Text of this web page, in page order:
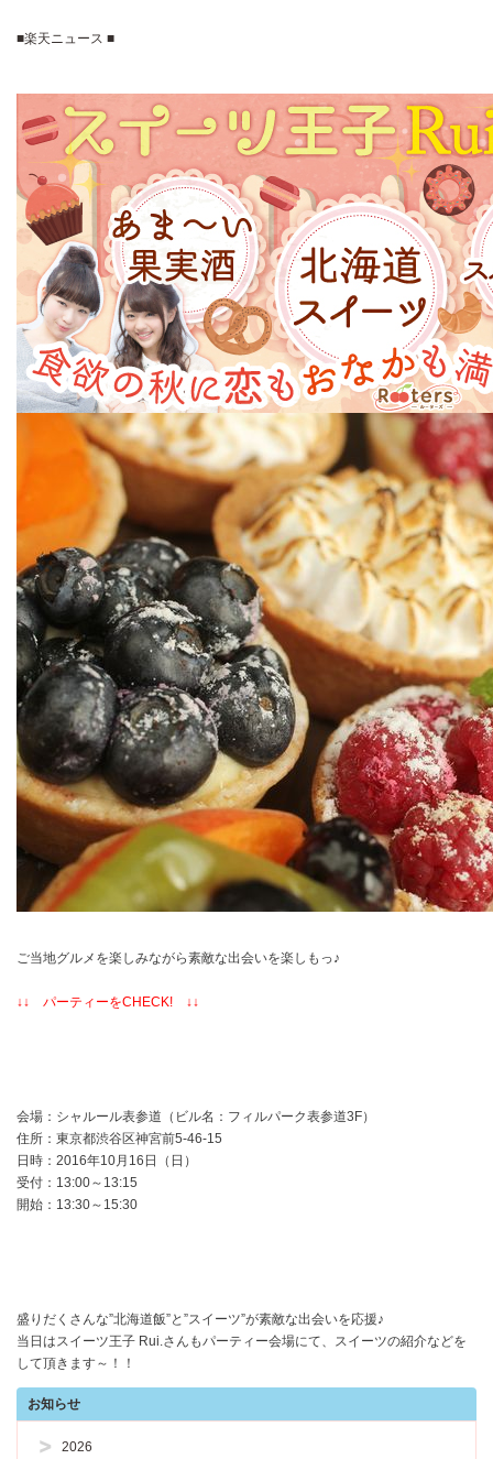
■楽天ニュース ■
ご当地グルメを楽しみながら素敵な出会いを楽しもっ♪
↓↓ パーティーをCHECK! ↓↓
会場：シャルール表参道（ビル名：フィルパーク表参道3F）
住所：東京都渋谷区神宮前5-46-15
日時：2016年10月16日（日）
受付：13:00～13:15
開始：13:30～15:30
盛りだくさんな”北海道飯”と”スイーツ”が素敵な出会いを応援♪
当日はスイーツ王子 Rui.さんもパーティー会場にて、スイーツの紹介などを
して頂きます～！！
お知らせ
2026